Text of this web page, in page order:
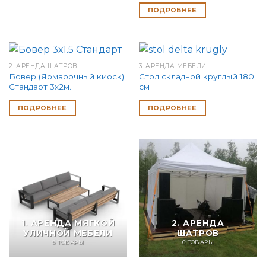
ПОДРОБНЕЕ
2. АРЕНДА ШАТРОВ
Бовер (Ярмарочный киоск)
Стандарт 3х2м.
ПОДРОБНЕЕ
3. АРЕНДА МЕБЕЛИ
Стол складной круглый 180
см
ПОДРОБНЕЕ
1. АРЕНДА МЯГКОЙ
УЛИЧНОЙ МЕБЕЛИ
5 ТОВАРЫ
2. АРЕНДА
ШАТРОВ
6 ТОВАРЫ